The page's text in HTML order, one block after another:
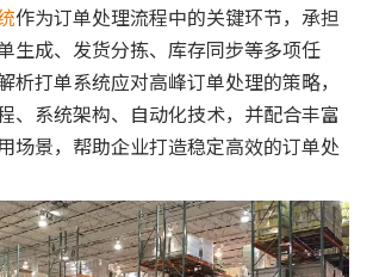
作为订单处理流程中的关键环节，承担
生成、发货分拣、库存同步等多项任
析打单系统应对高峰订单处理的策略，
、系统架构、自动化技术，并配合丰富
场景，帮助企业打造稳定高效的订单处